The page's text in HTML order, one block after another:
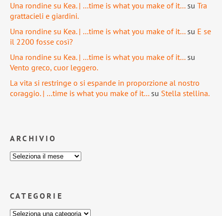
Una rondine su Kea. | …time is what you make of it… su Tra
grattacieli e giardini.
Una rondine su Kea. | …time is what you make of it… su E se
il 2200 fosse così?
Una rondine su Kea. | …time is what you make of it… su
Vento greco, cuor leggero.
La vita si restringe o si espande in proporzione al nostro
coraggio. | …time is what you make of it… su Stella stellina.
ARCHIVIO
CATEGORIE